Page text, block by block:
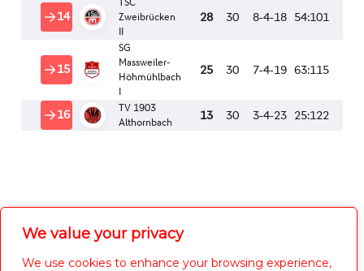
We value your privacy
We use cookies to enhance your browsing experience,